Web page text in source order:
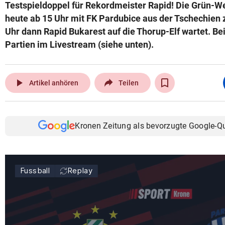
Testspieldoppel für Rekordmeister Rapid! Die Grün-
heute ab 15 Uhr mit FK Pardubice aus der Tschechien
Uhr dann Rapid Bukarest auf die Thorup-Elf wartet.
Partien im Livestream (siehe unten).
play_arrow Artikel anhören Teilen
Kronen Zeitung als bevorzugte Google-